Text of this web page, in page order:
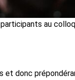
au
donc